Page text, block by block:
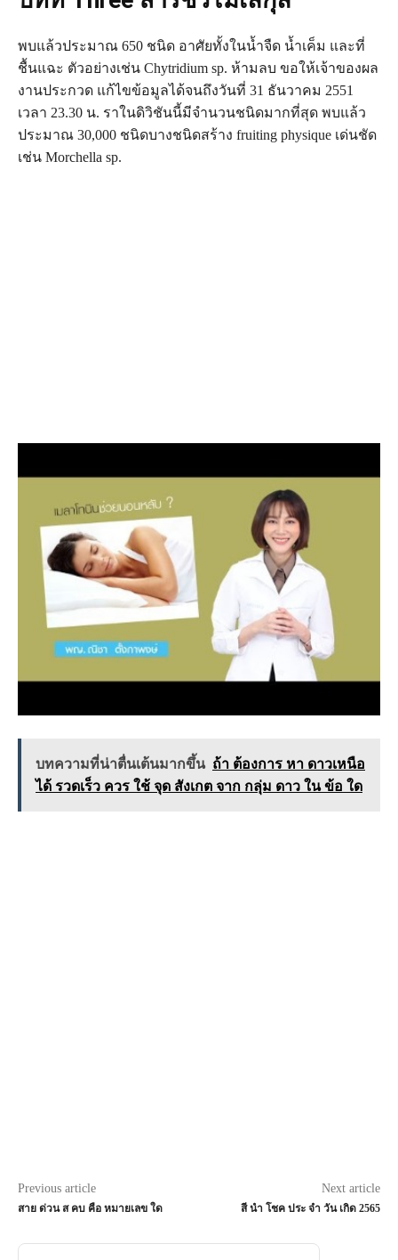
พบแล้วประมาณ 650 ชนิด อาศัยทั้งในน้ำจืด น้ำเค็ม และที่
ชื้นแฉะ ตัวอย่างเช่น Chytridium sp. ห้ามลบ ขอให้เจ้าของผล
งานประกวด แก้ไขข้อมูลได้จนถึงวันที่ 31 ธันวาคม 2551
เวลา 23.30 น. ราในดิวิชันนี้มีจำนวนชนิดมากที่สุด พบแล้ว
ประมาณ 30,000 ชนิดบางชนิดสร้าง fruiting physique เด่นชัด
เช่น Morchella sp.
บทความที่น่าตื่นเต้นมากขึ้น ถ้า ต้องการ หา ดาวเหนือ
ได้ รวดเร็ว ควร ใช้ จุด สังเกต จาก กลุ่ม ดาว ใน ข้อ ใด
Previous article
สาย ด่วน ส คบ คือ หมายเลข ใด
Next article
สี นํา โชค ประ จํา วัน เกิด 2565